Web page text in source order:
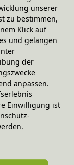
für Levin
44,90 €
40x40 cm
ABVERKAUF
33,95 €
unserer
zu bestimmen,
Klick auf
und gelangen
der
anpassen.
Einwilligung ist